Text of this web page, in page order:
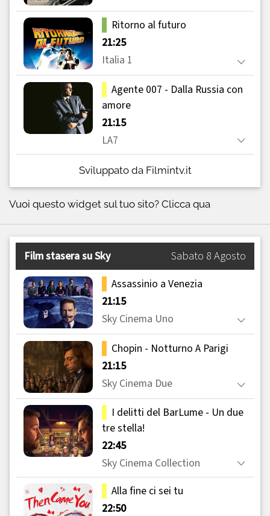
Sviluppato da Filmintv.it
Vuoi questo widget sul tuo sito? Clicca qua